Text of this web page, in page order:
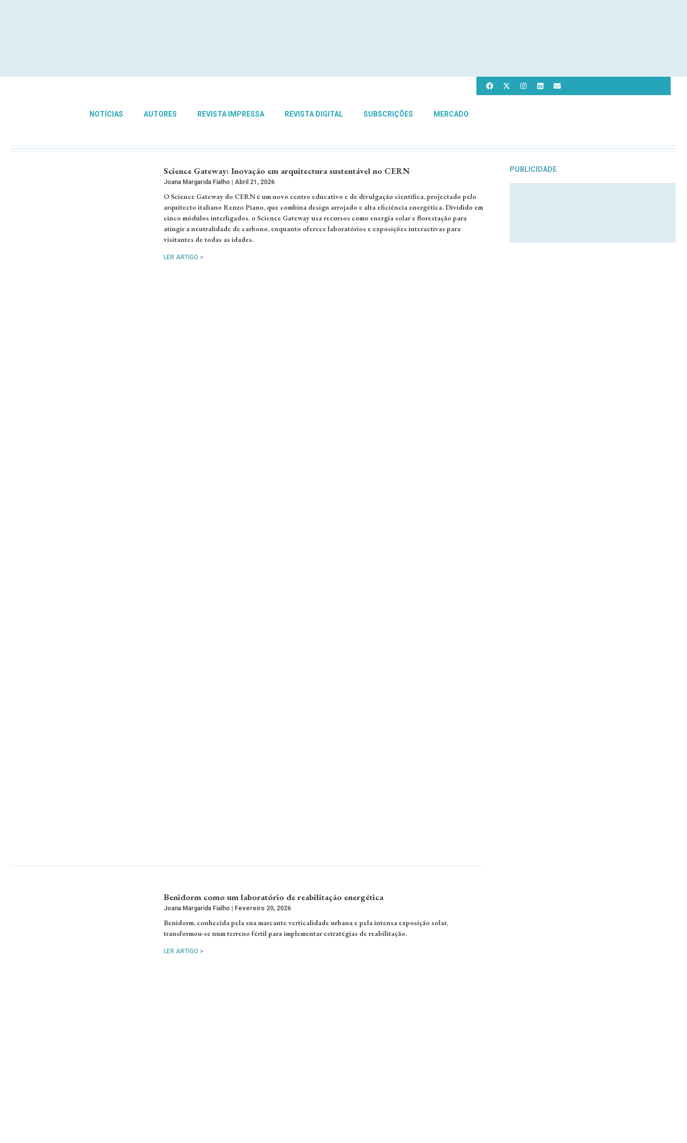
NOTÍCIAS AUTORES REVISTA IMPRESSA REVISTA DIGITAL SUBSCRIÇÕES MERCADO
Science Gateway: Inovação em arquitectura sustentável no CERN
Joana Margarida Fialho Abril 21, 2026
O Science Gateway do CERN é um novo centro educativo e de divulgação científica, projectado pelo
arquitecto italiano Renzo Piano, que combina design arrojado e alta eficiência energética. Dividido em
cinco módulos interligados, o Science Gateway usa recursos como energia solar e florestação para
atingir a neutralidade de carbono, enquanto oferece laboratórios e exposições interactivas para
visitantes de todas as idades.
LER ARTIGO >
Benidorm como um laboratório de reabilitação energética
Joana Margarida Fialho Fevereiro 20, 2026
Benidorm, conhecida pela sua marcante verticalidade urbana e pela intensa exposição solar,
transformou-se num terreno fértil para implementar estratégias de reabilitação.
LER ARTIGO >
PUBLICIDADE